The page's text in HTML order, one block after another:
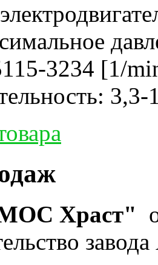
3234 [1/
Храст"